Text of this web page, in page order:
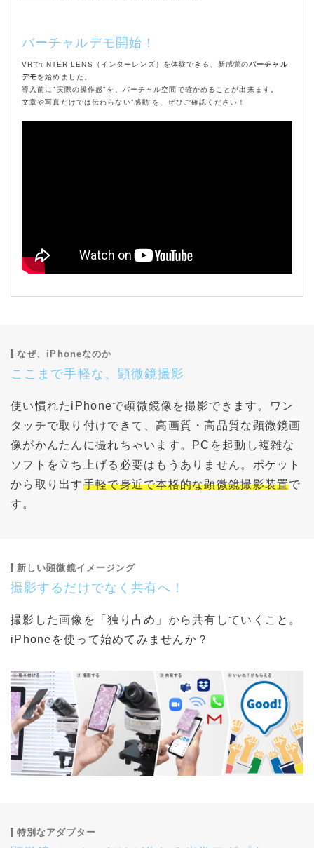
バーチャルデモ開始！
VRでi-NTER LENS（インターレンズ）を体験できる、新感覚のバーチャル
デモを始めました。
導入前に"実際の操作感"を、バーチャル空間で確かめることが出来ます。
文章や写真だけでは伝わらない”感動”を、ぜひご確認ください！
なぜ、iPhoneなのか
ここまで手軽な、顕微鏡撮影
使い慣れたiPhoneで顕微鏡像を撮影できます。ワン
タッチで取り付けできて、高画質・高品質な顕微鏡画
像がかんたんに撮れちゃいます。PCを起動し複雑な
ソフトを立ち上げる必要はもうありません。ポケット
から取り出す手軽で身近で本格的な顕微鏡撮影装置で
す。
新しい顕微鏡イメージング
撮影するだけでなく共有へ！
撮影した画像を「独り占め」から共有していくこと。
iPhoneを使って始めてみませんか？
特別なアダプター